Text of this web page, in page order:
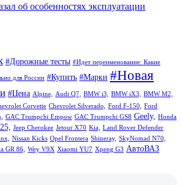
об особенностях эксплуатации
#Дорожные тесты #Идет переименование: Какие
для России #Купить #Марки #Новая
#Цена Alpine, Audi Q7, BMW i3, BMW iX3,
BMW M2,
Corvette Chevrolet Silverado, Ford F-150,
Ford
GAC Trumpchi Empow GAC Trumpchi GS8 Geely,
Honda
Jeep Cherokee Jetour X70 Kia, Land Rover Defender
Nissan Kicks Opel Frontera Shineray, SkyNomad N70,
GR 86, Wey V9X Xiaomi YU7 Xpeng G3 АвтоВАЗ